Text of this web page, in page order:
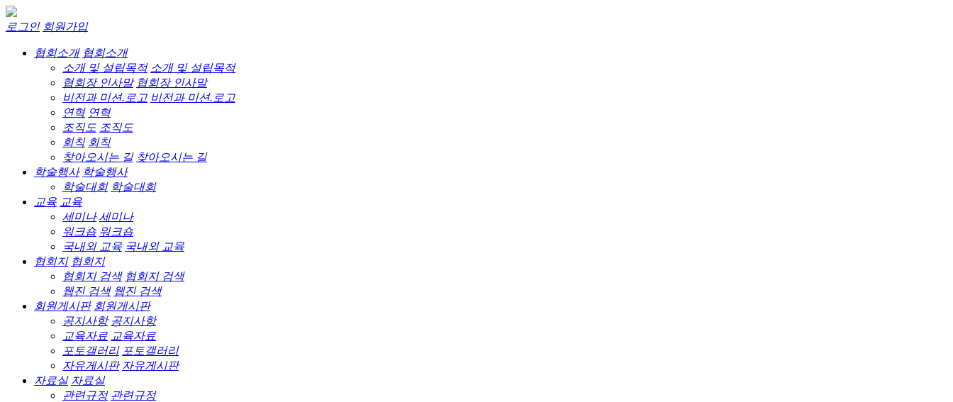
로그인 회원가입
협회소개 협회소개
소개 및 설립목적 소개 및 설립목적
협회장 인사말 협회장 인사말
비전과 미션.로고 비전과 미션.로고
연혁 연혁
조직도 조직도
회칙 회칙
찾아오시는 길 찾아오시는 길
학술행사 학술행사
학술대회 학술대회
교육 교육
세미나 세미나
워크숍 워크숍
국내외 교육 국내외 교육
협회지 협회지
협회지 검색 협회지 검색
웹진 검색 웹진 검색
회원게시판 회원게시판
공지사항 공지사항
교육자료 교육자료
포토갤러리 포토갤러리
자유게시판 자유게시판
자료실 자료실
관련규정 관련규정